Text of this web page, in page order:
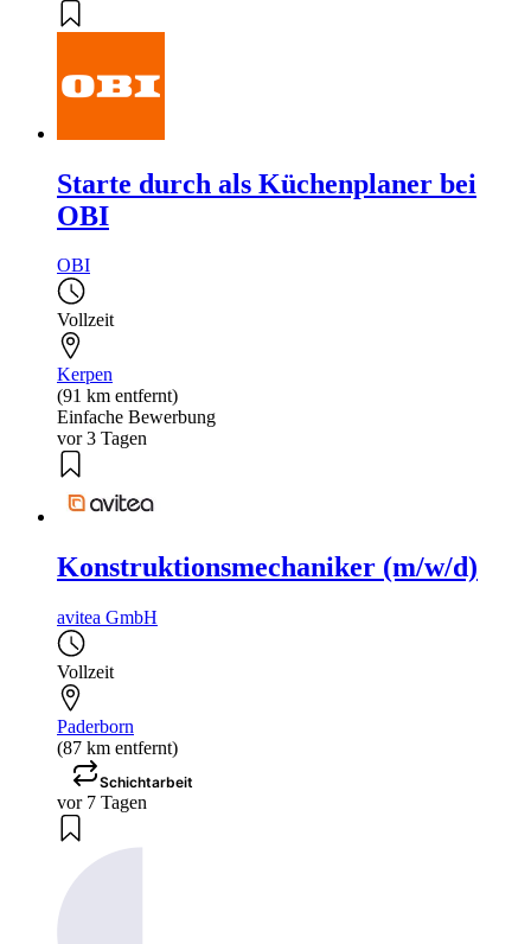
Starte durch als Küchenplaner bei
OBI
OBI
Vollzeit
Kerpen
(91 km entfernt)
Einfache Bewerbung
vor 3 Tagen
Konstruktionsmechaniker (m/w/d)
avitea GmbH
Vollzeit
Paderborn
(87 km entfernt)
Schichtarbeit
vor 7 Tagen